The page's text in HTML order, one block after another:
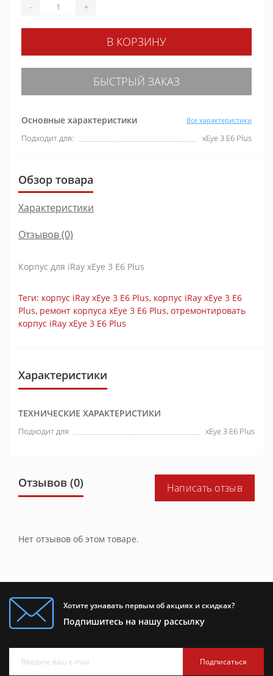
Основные характеристики Все характеристики
Подходит для: xEye 3 E6 Plus
- +
В КОРЗИНУ
БЫСТРЫЙ ЗАКАЗ
Обзор товара
Характеристики
Отзывов (0)
Корпус для iRay xEye 3 E6 Plus
Теги: корпус iRay xEye 3 E6 Plus, корпус iRay xEye 3 E6
Plus, ремонт корпуса xEye 3 E6 Plus, отремонтировать
корпус iRay xEye 3 E6 Plus
Характеристики
ТЕХНИЧЕСКИЕ ХАРАКТЕРИСТИКИ
Подходит для xEye 3 E6 Plus
Отзывов (0) Написать отзыв
Нет отзывов об этом товаре.
Хотите узнавать первым об акциях и скидках?
Подпишитесь на нашу рассылку
Подписаться